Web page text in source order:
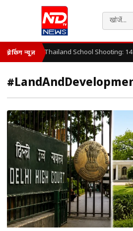
ब्रेकिंग न्यूज़ Thailand School Shooting: 14